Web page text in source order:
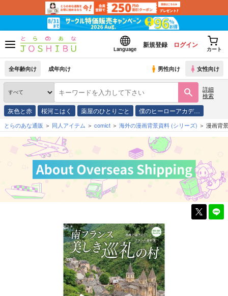
Language
新規登録 ログイン
カート
全年齢向け 成年向け 男性向け 女性向け
詳細
検索
灰色と赤 桜河こはく 薬屋のひとりごと 僕のヒーローアカデ…
とらのあな通販 同人アイテム comict 海外の漫画背景資料 (シリーズ) 漫画背